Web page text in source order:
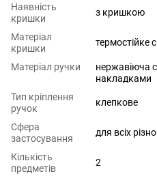
Наявність
кришки
з кришкою
Матеріал
кришки
термостійке
Матеріал ручки
нержавіюча
накладками
Тип кріплення
ручок
клепкове
Сфера
застосування
для всіх
Кількість
предметів
2